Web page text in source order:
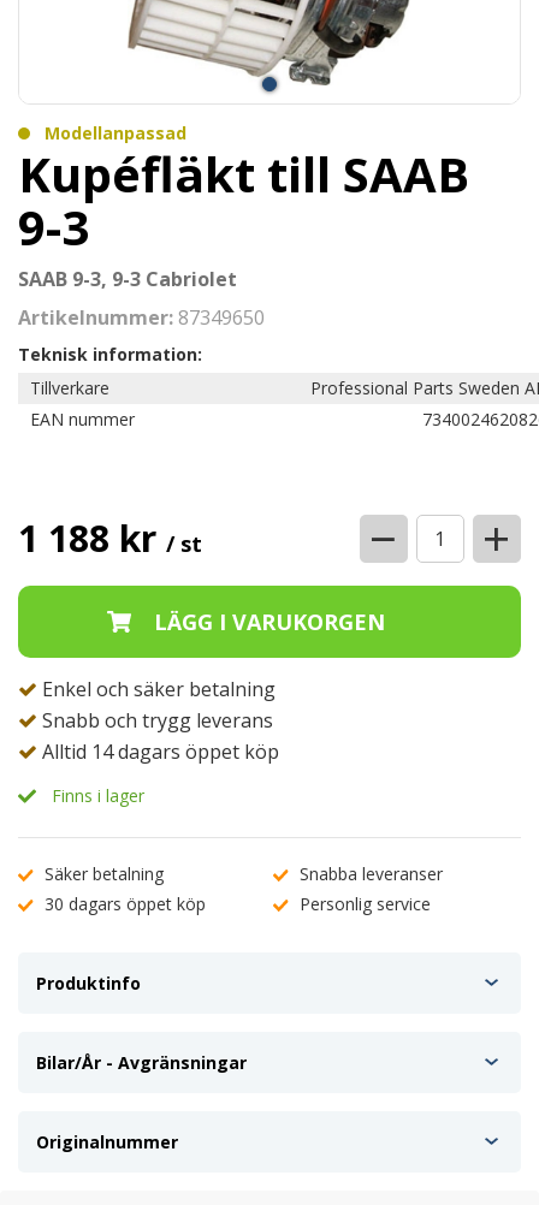
Modellanpassad
Kupéfläkt till SAAB
9-3
SAAB 9-3, 9-3 Cabriolet
Artikelnummer: 87349650
Teknisk information:
Tillverkare
Professional Parts Sweden
EAN nummer
1 188 kr / st − +
Enkel och säker betalning
Snabb och trygg leverans
Alltid 14 dagars öppet köp
Finns i lager
Säker betalning
Snabba leveranser
30 dagars öppet köp
Personlig service
Produktinfo
Bilar/År - Avgränsningar
Originalnummer